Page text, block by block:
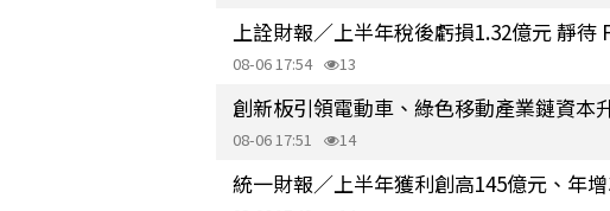
上詮財報／上半年稅後虧損1.32億元 靜待
08-06 17:54 13
創新板引領電動車、綠色移動產業鏈資本
08-06 17:51 14
統一財報／上半年獲利創高145億元、年